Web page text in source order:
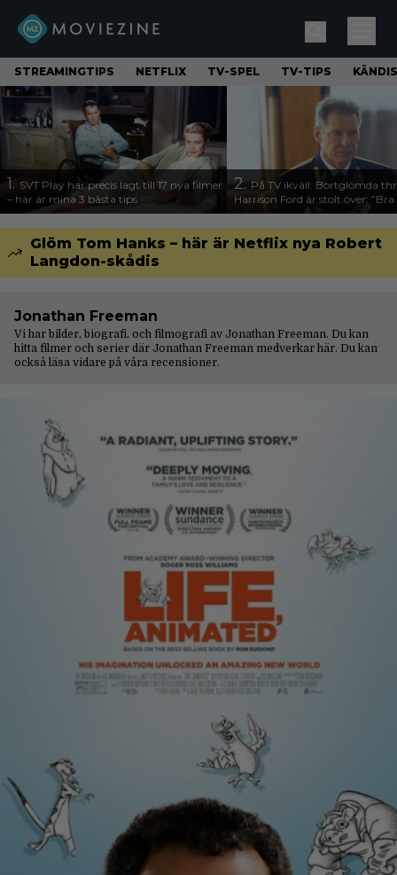
STREAMINGTIPS NETFLIX TV-SPEL TV-TIPS
1. SVT Play har precis lagt till 17 nya filmer
– här är mina 3 bästa tips
2. På TV ikväll: Bortglömda
Harrison Ford är stolt över:
Glöm Tom Hanks – här är Netflix nya Robert
Langdon-skådis
Jonathan Freeman
Vi har bilder, biografi, och filmografi av Jonathan Freeman. Du kan
hitta filmer och serier där Jonathan Freeman medverkar här. Du kan
också läsa vidare på våra recensioner.